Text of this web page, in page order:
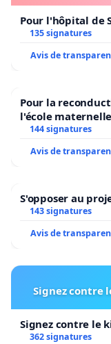
Pour l'hôpital de
135 signatures
Avis de
Pour la
l'école maternelle
2026/2027
144 signatures
Avis de
S'opposer au
143 signatures
Avis de
Signez contre
Signez contre le
362 signatures